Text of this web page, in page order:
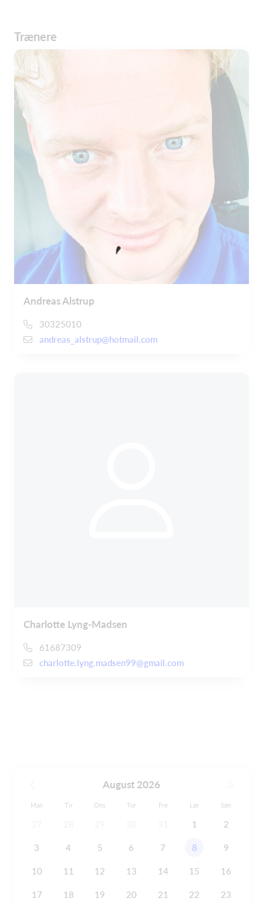
Trænere
Andreas Alstrup
30325010
andreas_alstrup@hotmail.com
Charlotte Lyng-Madsen
61687309
charlotte.lyng.madsen99@gmail.com
August 2026
Man Tir Ons Tor Fre Lør Søn
1 2
3 4 5 6 7 8 9
10 11 12 13 14 15 16
17 18 19 20 21 22 23